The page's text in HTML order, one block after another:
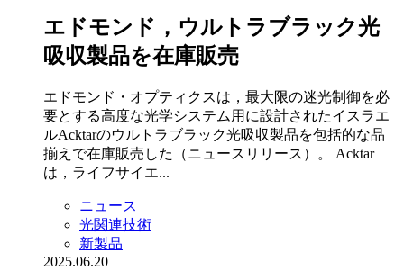
エドモンド，ウルトラブラック光
吸収製品を在庫販売
エドモンド・オプティクスは，最大限の迷光制御を必
要とする高度な光学システム用に設計されたイスラエ
ルAcktarのウルトラブラック光吸収製品を包括的な品
揃えで在庫販売した（ニュースリリース）。 Acktar
は，ライフサイエ...
ニュース
光関連技術
新製品
2025.06.20